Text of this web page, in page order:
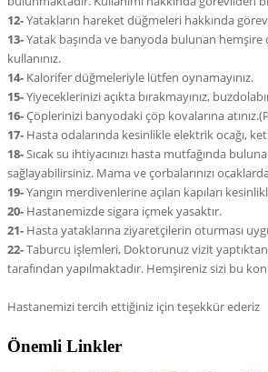
12-Yatakların hareket düğmeleri hakkında
13-Yatak başında ve banyoda bulunan hemşire
kullanınız.
14- Kalorifer düğmeleriyle lütfen oynamayınız.
15-Yiyeceklerinizi açıkta bırakmayınız,
16-Çöplerinizi banyodaki çöp kovalarına
17- Hasta odalarında kesinlikle elektrik ocağı,
18-Sıcak su ihtiyacınızı hasta mutfağında
sağlayabilirsiniz. Mama ve çorbalarınızı
19-Yangın merdivenlerine açılan kapıları
20- Hastanemizde sigara içmek yasaktır.
21- Hasta yataklarına ziyaretçilerin oturması
22-Taburcu işlemleri, Doktorunuz vizit
tarafından yapılmaktadır. Hemşireniz sizi bu
Hastanemizi tercih ettiğiniz için teşekkür ederiz
Önemli Linkler